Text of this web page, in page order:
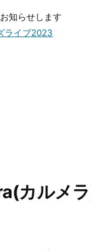
知らせします
ライブ2023
カルメ